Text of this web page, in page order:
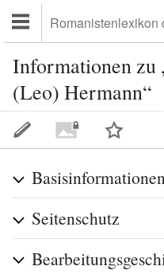
Informationen zu
(Leo) Hermann“
Seitenschutz